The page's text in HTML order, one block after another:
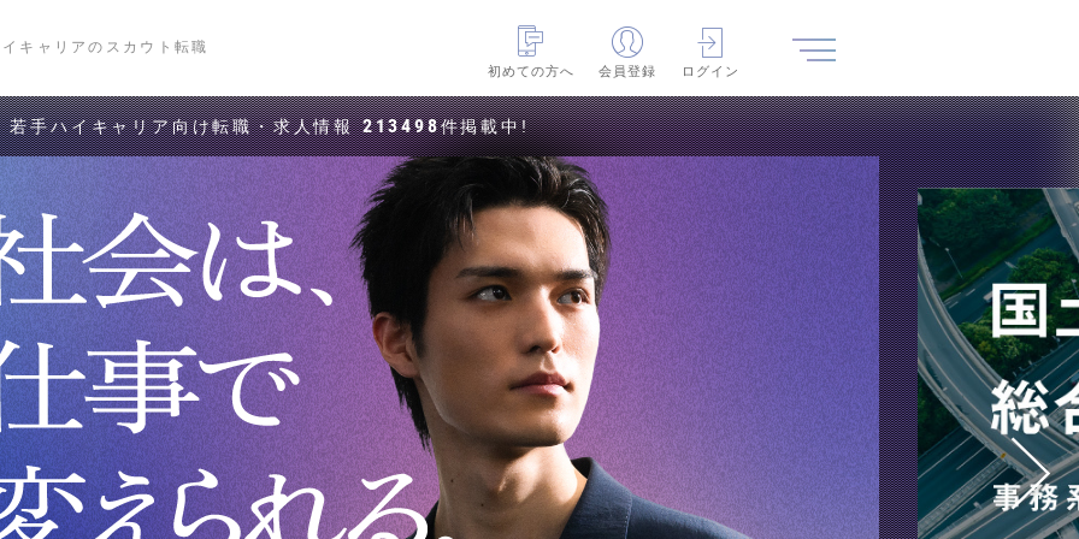
キャリアのスカウト転職
初めての方へ
会員登録 ログイン
若手ハイキャリア向け転職・求人情報213498件掲載中!